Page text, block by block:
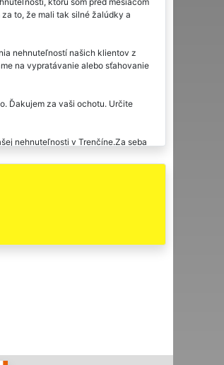
to, že mali tak silné žalúdky a
nehnuteľností našich klientov z
na vypratávanie alebo sťahovanie
Ďakujem za vaši ochotu. Určite
nehnuteľnosti v Trenčíne.Za seba
i cena za vypratanie. V